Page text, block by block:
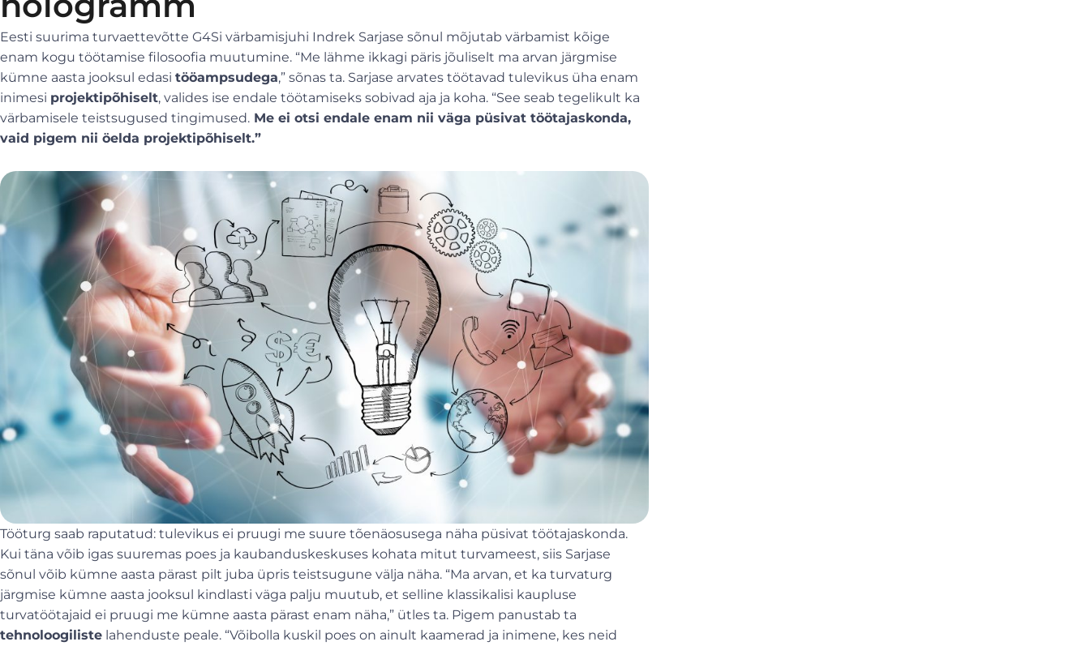
Eesti suurima turvaettevõtte G4Si värbamisjuhi Indrek Sarjase sõnul mõjutab värbamist kõige
enam kogu töötamise filosoofia muutumine. “Me lähme ikkagi päris jõuliselt ma arvan järgmise
kümne aasta jooksul edasi tööampsudega,” sõnas ta. Sarjase arvates töötavad tulevikus üha enam
inimesi projektipõhiselt, valides ise endale töötamiseks sobivad aja ja koha. “See seab tegelikult ka
värbamisele teistsugused tingimused. Me ei otsi endale enam nii väga püsivat töötajaskonda,
vaid pigem nii öelda projektipõhiselt.”
Tööturg saab raputatud: tulevikus ei pruugi me suure tõenäosusega näha püsivat töötajaskonda.
Kui täna võib igas suuremas poes ja kaubanduskeskuses kohata mitut turvameest, siis Sarjase
sõnul võib kümne aasta pärast pilt juba üpris teistsugune välja näha. “Ma arvan, et ka turvaturg
järgmise kümne aasta jooksul kindlasti väga palju muutub, et selline klassikalisi kaupluse
turvatöötajaid ei pruugi me kümne aasta pärast enam näha,” ütles ta. Pigem panustab ta
tehnoloogiliste lahenduste peale. “Võibolla kuskil poes on ainult kaamerad ja inimene, kes neid